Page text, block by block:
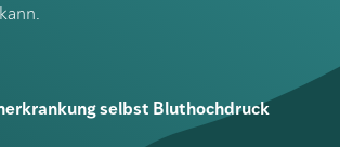
selbst Bluthochdruck